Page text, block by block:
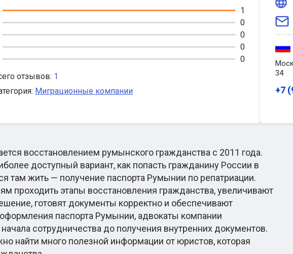
1
0
0
0
0
отзывов: 1
Миграционные компании
34
+7
восстановлением румынского гражданства с 2011 года.
доступный вариант, как попасть гражданину России в
там жить — получение паспорта Румынии по репатриации.
проходить этапы восстановления гражданства, увеличивают
готовят документы корректно и обеспечивают
паспорта Румынии, адвокаты компании
сотрудничества до получения внутренних документов.
найти много полезной информации от юристов, которая